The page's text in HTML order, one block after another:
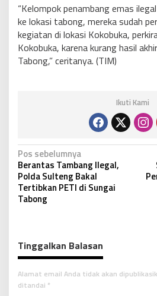
“Kelompok penambang emas
ke lokasi tabong, mereka sudah
kegiatan di lokasi Kokobuka,
Kokobuka, karena kurang hasil
Tabong,” ceritanya. (TIM)
Ikuti Kami
N
a
v
i
a
s
i
p
Pos sebelumnya
Berantas Tambang Ilegal,
Polda Sulteng Bakal
Tertibkan PETI di Sungai
Tabong
Tinggalkan Balasan
Alamat email Anda tidak akan
ditandai *